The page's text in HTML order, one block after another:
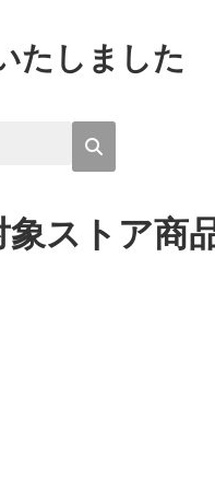
たしました
象ストア商